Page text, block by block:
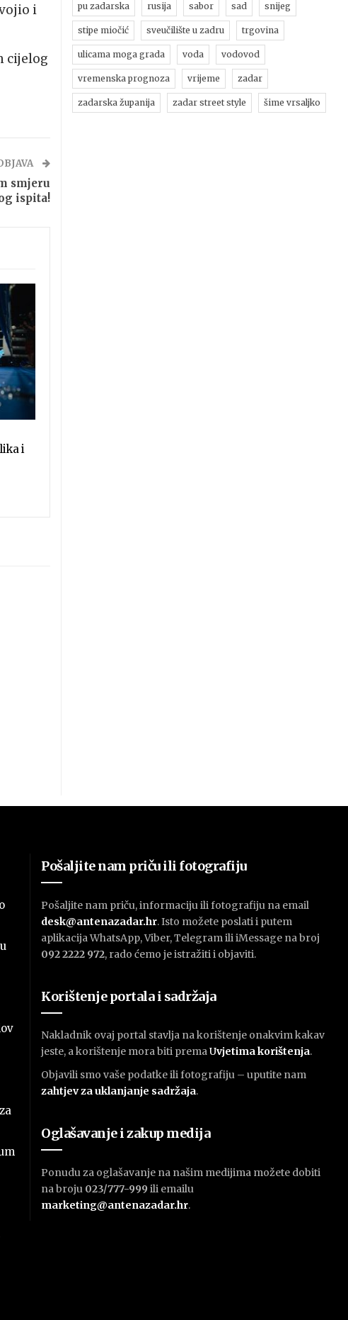
i
cijelog
smjeru
ispita!
i
pu zadarska rusija sabor sad snijeg
stipe miočić sveučilište u zadru trgovina
ulicama moga grada voda vodovod
vremenska prognoza vrijeme zadar
zadarska županija zadar street style šime vrsaljko
Pošaljite nam priču ili fotografiju
Pošaljite nam priču, informaciju ili fotografiju na email
desk@antenazadar.hr. Isto možete poslati i putem
aplikacija WhatsApp, Viber, Telegram ili iMessage na broj
092 2222 972, rado ćemo je istražiti i objaviti.
Korištenje portala i sadržaja
Nakladnik ovaj portal stavlja na korištenje onakvim kakav
jeste, a korištenje mora biti premaUvjetima korištenja.
Objavili smo vaše podatke ili fotografiju – uputite nam
zahtjev za uklanjanje sadržaja.
Oglašavanje i zakup medija
Ponudu za oglašavanje na našim medijima možete dobiti
na broju 023/777-999 ili emailu
marketing@antenazadar.hr.